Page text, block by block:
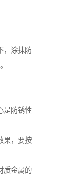
，涂抹防
是防锈性
果，要按
质金属的